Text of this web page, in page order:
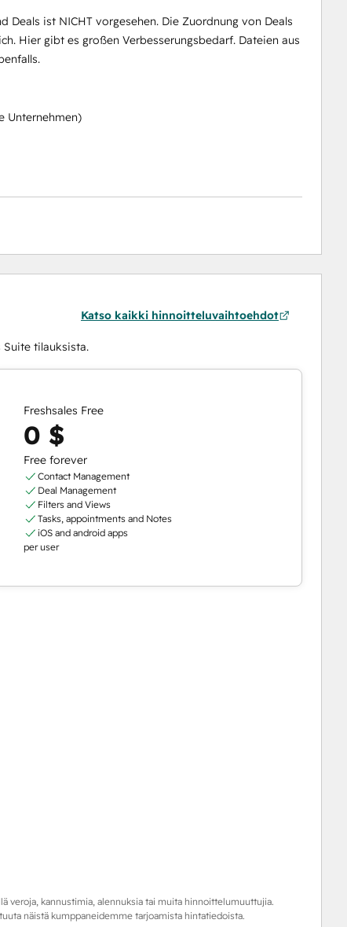
ist NICHT vorgesehen. Die Zuordnung von Deals
Hier gibt es großen Verbesserungsbedarf. Dateien aus
Unternehmen)
Katso kaikki hinnoitteluvaihtoehdot
Suite tilauksista.
Freshsales Free
0 $
Free forever
Contact Management
Deal Management
Filters and Views
Tasks, appointments and Notes
iOS and android apps
per user
veroja, kannustimia, alennuksia tai muita hinnoittelumuuttujia.
näistä kumppaneidemme tarjoamista hintatiedoista.